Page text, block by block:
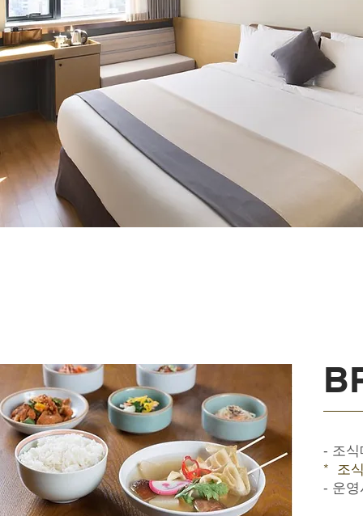
- 조식
* 조
- 운영